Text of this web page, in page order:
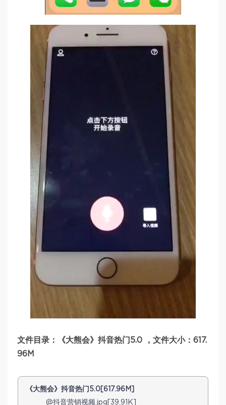
文件目录：《大熊会》抖音热门5.0 ，文件大小：617.
96M
《大熊会》抖音热门5.0[617.96M]
@抖音营销视频.jpg[39.91K]